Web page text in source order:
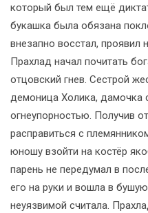
который был тем ещё
букашка была обязана
внезапно восстал, проявил
Прахлад начал почитать
отцовский гнев. Сестрой
демоница Холика, дамочка
огнеупорностью. Получив
расправиться с
юношу взойти на костёр
парень не передумал в
его на руки и вошла в
неуязвимой считала.